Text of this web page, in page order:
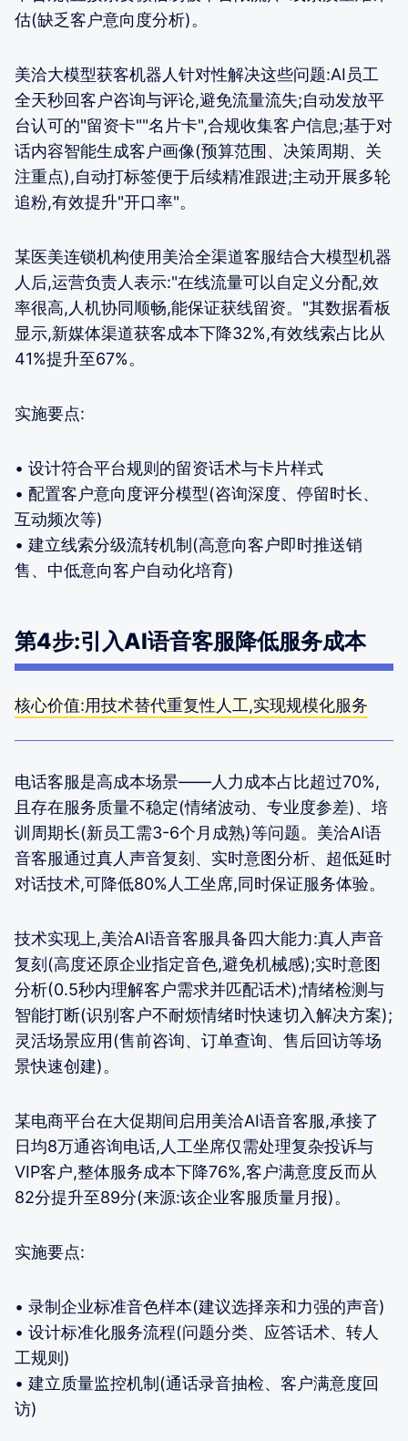
估(缺乏客户意向度分析)。
美洽大模型获客机器人针对性解决这些问题:AI员工
全天秒回客户咨询与评论,避免流量流失;自动发放平
台认可的"留资卡""名片卡",合规收集客户信息;基于对
话内容智能生成客户画像(预算范围、决策周期、关
注重点),自动打标签便于后续精准跟进;主动开展多轮
追粉,有效提升"开口率"。
某医美连锁机构使用美洽全渠道客服结合大模型机器
人后,运营负责人表示:"在线流量可以自定义分配,效
率很高,人机协同顺畅,能保证获线留资。"其数据看板
显示,新媒体渠道获客成本下降32%,有效线索占比从
41%提升至67%。
实施要点:
• 设计符合平台规则的留资话术与卡片样式
• 配置客户意向度评分模型(咨询深度、停留时长、
互动频次等)
• 建立线索分级流转机制(高意向客户即时推送销
售、中低意向客户自动化培育)
第4步:引入AI语音客服降低服务成本
核心价值:用技术替代重复性人工,实现规模化服务
电话客服是高成本场景——人力成本占比超过70%,
且存在服务质量不稳定(情绪波动、专业度参差)、培
训周期长(新员工需3-6个月成熟)等问题。美洽AI语
音客服通过真人声音复刻、实时意图分析、超低延时
对话技术,可降低80%人工坐席,同时保证服务体验。
技术实现上,美洽AI语音客服具备四大能力:真人声音
复刻(高度还原企业指定音色,避免机械感);实时意图
分析(0.5秒内理解客户需求并匹配话术);情绪检测与
智能打断(识别客户不耐烦情绪时快速切入解决方案);
灵活场景应用(售前咨询、订单查询、售后回访等场
景快速创建)。
某电商平台在大促期间启用美洽AI语音客服,承接了
日均8万通咨询电话,人工坐席仅需处理复杂投诉与
VIP客户,整体服务成本下降76%,客户满意度反而从
82分提升至89分(来源:该企业客服质量月报)。
实施要点:
• 录制企业标准音色样本(建议选择亲和力强的声音)
• 设计标准化服务流程(问题分类、应答话术、转人
工规则)
• 建立质量监控机制(通话录音抽检、客户满意度回
访)